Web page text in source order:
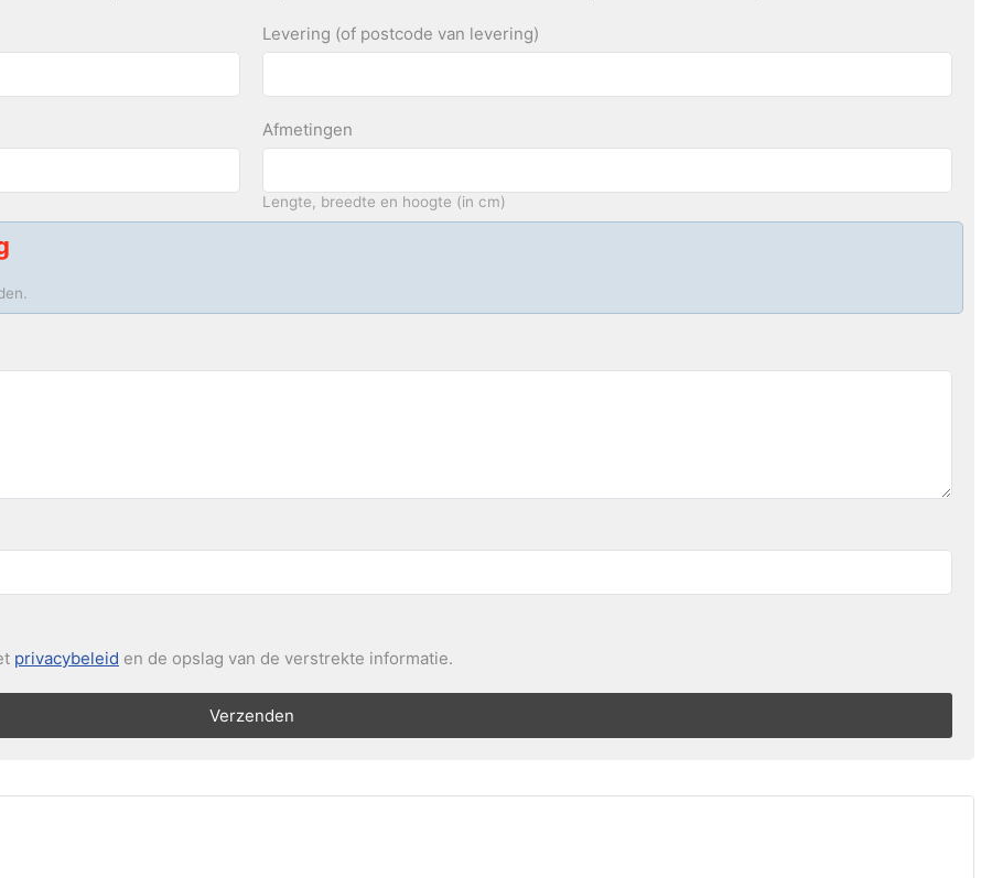
Levering (of postcode van levering)
Afmetingen
Lengte, breedte en hoogte (in cm)
privacybeleid en de opslag van de verstrekte informatie.
Verzenden